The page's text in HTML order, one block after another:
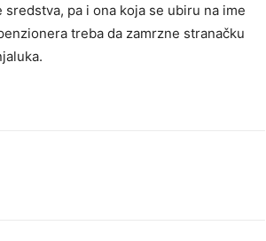
pa i ona koja se ubiru na ime
treba da zamrzne stranačku